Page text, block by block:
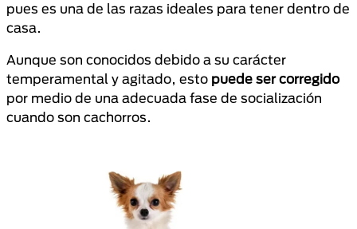
pues es una de las razas ideales para tener dentro de
casa.
Aunque son conocidos debido a su carácter
temperamental y agitado, esto puede ser corregido
por medio de una adecuada fase de socialización
cuando son cachorros.